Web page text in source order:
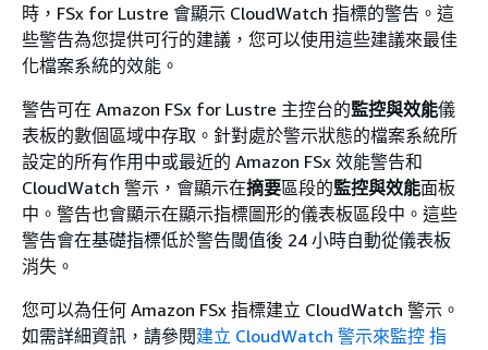
時，FSx for Lustre 會顯示 CloudWatch 指標的警告。這
些警告為您提供可行的建議，您可以使用這些建議來最佳
化檔案系統的效能。
警告可在 Amazon FSx for Lustre 主控台的監控與效能儀
表板的數個區域中存取。針對處於警示狀態的檔案系統所
設定的所有作用中或最近的 Amazon FSx 效能警告和
CloudWatch 警示，會顯示在摘要區段的監控與效能面板
中。警告也會顯示在顯示指標圖形的儀表板區段中。這些
警告會在基礎指標低於警告閾值後 24 小時自動從儀表板
消失。
您可以為任何 Amazon FSx 指標建立 CloudWatch 警示。
如需詳細資訊，請參閱建立 CloudWatch 警示來監控 指